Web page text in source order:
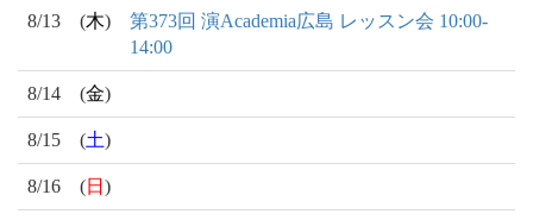
8/13 (木)
第373回 演Academia広島 レッスン会 10:00-
14:00
8/14 (金)
8/15 (土)
8/16 (日 )